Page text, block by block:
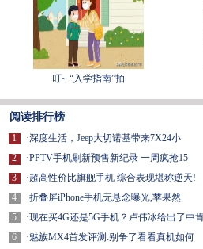
叮~ “入学指南”拍
阅读排行榜
1
2
3
4
5
6
·深度生活，Jeep大切诺基带来7X24小
·PPTV手机刷新预售新纪录 一周疯抢15
·超高性价比旗舰手机 综合表现堪称逆天!
·折叠屏iPhone手机无悬念曝光,苹果然
·现在买4G还是5G手机？卢伟冰给出了中
·魅族MX4首发评测:别争了看看真机如何